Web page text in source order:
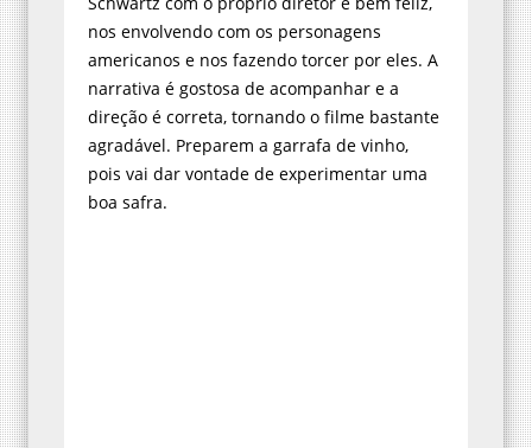
nos envolvendo com os personagens
americanos e nos fazendo torcer por eles. A
narrativa é gostosa de acompanhar e a
direção é correta, tornando o filme bastante
agradável. Preparem a garrafa de vinho,
pois vai dar vontade de experimentar uma
boa safra.